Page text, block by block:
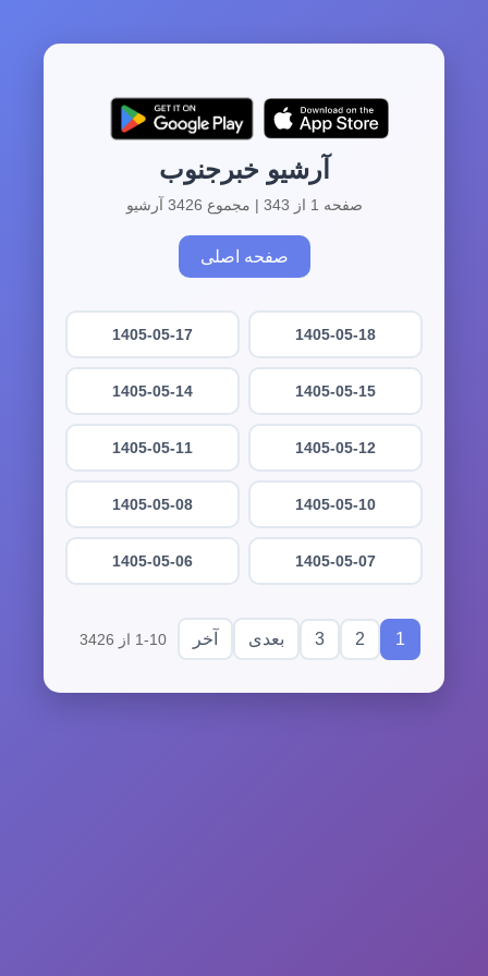
آرشیو خبرجنوب
صفحه 1 از 343 | مجموع 3426 آرشیو
صفحه اصلی
1405-05-18
1405-05-17
1405-05-15
1405-05-14
1405-05-12
1405-05-11
1405-05-10
1405-05-08
1405-05-07
1405-05-06
1
2
3 بعدی آخر 1-10 از 3426